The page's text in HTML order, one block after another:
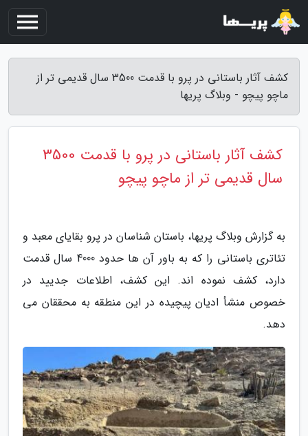
کشف آثار باستانی در پرو با قدمت 3500 سال قدیمی تر از
ماچو پیچو - وبلاگ پریها
کشف آثار باستانی در پرو با قدمت 3500
سال قدیمی تر از ماچو پیچو
به گزارش وبلاگ پریها، باستان شناسان در پرو بقایای معبد و
تئاتری باستانی را که به باور آن ها حدود 4000 سال قدمت
دارد، کشف نموده اند. این کشف، اطلاعات جدیید در
خصوص منشأ ادیان پیچیده در این منطقه به محققان می
دهد.